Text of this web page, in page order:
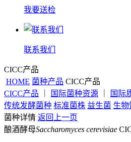
我要送检
联系我们
CICC产品
HOME 菌种产品 CICC产品
CICC产品
国际菌种资源
国际
传统发酵菌种 标准菌株 益生菌 生物
菌种详情 返回上一页
酿酒酵母Saccharomyces cerevisiae